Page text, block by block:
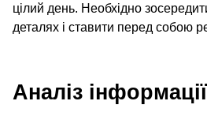
цілий день. Необхідно
деталях і ставити перед собою
Аналіз інформації